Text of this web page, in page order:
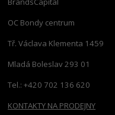
OC Bondy centrum
Tř. Václava Klementa 1459
Mladá Boleslav 293 01
Tel.: +420 702 136 620
KONTAKTY NA PRODEJNY